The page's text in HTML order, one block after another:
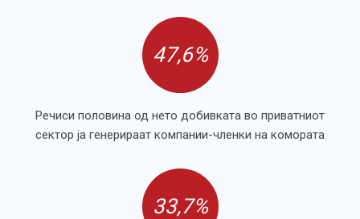
47,6%
Речиси половина од нето добивката во приватниот
сектор ја генерираат компании-членки на комората
33,7%